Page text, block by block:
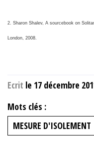
2. Sharon Shalev, A sourcebook on
London, 2008.
Ecrit le 17 décembre
Mots clés :
MESURE D'ISOLEMENT